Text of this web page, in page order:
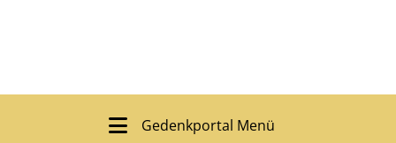
Gedenkportal Menü